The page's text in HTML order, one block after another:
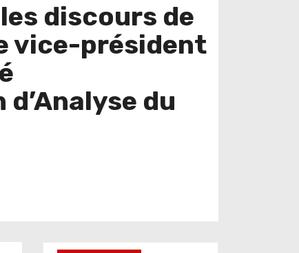
discours de
vice-président
du